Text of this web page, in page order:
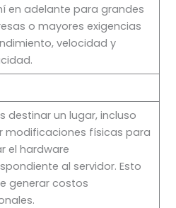
en adelante para grandes
o mayores exigencias
velocidad y
destinar un lugar, incluso
modificaciones físicas para
el hardware
al servidor. Esto
generar costos